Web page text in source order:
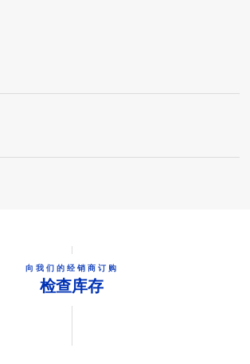
向我们的经销商订购
检查库存